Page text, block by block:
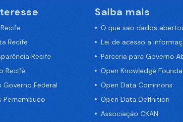
Recife
Recife
Recife
Federal
Pernambuco
Saiba mais
O que são dados
Lei de acesso a
Parceria para Governo
Open Knowledge
Open Data Commons
Open Data Definition
Associação CKAN